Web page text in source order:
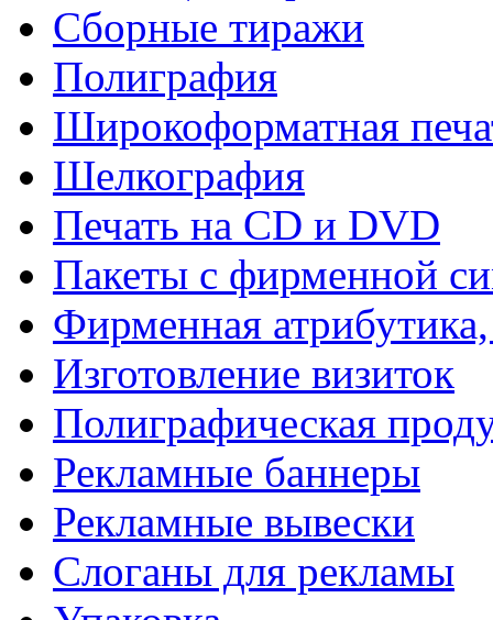
Сборные тиражи
Полиграфия
Широкоформатная
Шелкография
Печать на СD и DVD
Пакеты с фирменной
Фирменная
Изготовление визиток
Полиграфическая
Рекламные баннеры
Рекламные вывески
Слоганы для рекламы